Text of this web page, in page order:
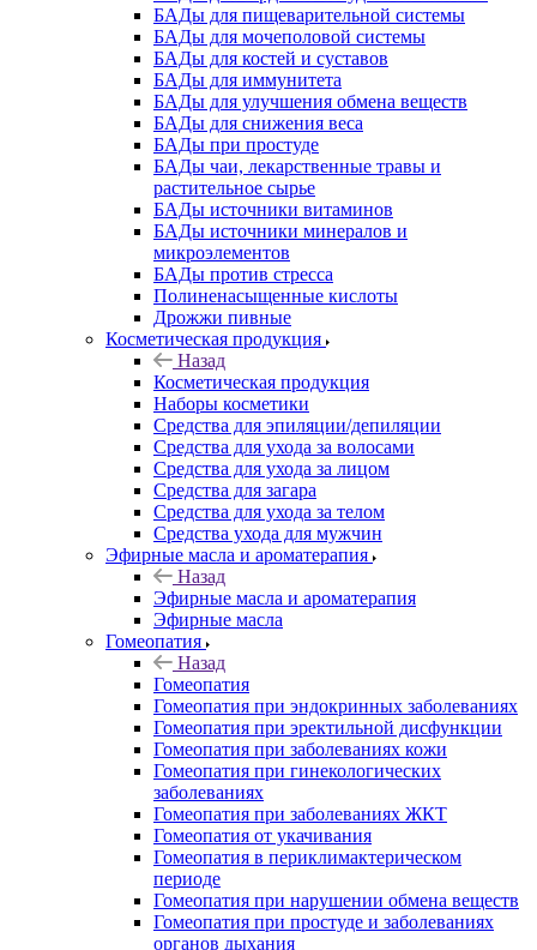
БАДы для пищеварительной системы
БАДы для мочеполовой системы
БАДы для костей и суставов
БАДы для иммунитета
БАДы для улучшения обмена веществ
БАДы для снижения веса
БАДы при простуде
БАДы чаи, лекарственные травы и
растительное сырье
БАДы источники витаминов
БАДы источники минералов и
микроэлементов
БАДы против стресса
Полиненасыщенные кислоты
Дрожжи пивные
Косметическая продукция
Назад
Косметическая продукция
Наборы косметики
Средства для эпиляции/депиляции
Средства для ухода за волосами
Средства для ухода за лицом
Средства для загара
Средства для ухода за телом
Средства ухода для мужчин
Эфирные масла и ароматерапия
Назад
Эфирные масла и ароматерапия
Эфирные масла
Гомеопатия
Назад
Гомеопатия
Гомеопатия при эндокринных заболеваниях
Гомеопатия при эректильной дисфункции
Гомеопатия при заболеваниях кожи
Гомеопатия при гинекологических
заболеваниях
Гомеопатия при заболеваниях ЖКТ
Гомеопатия от укачивания
Гомеопатия в периклимактерическом
периоде
Гомеопатия при нарушении обмена веществ
Гомеопатия при простуде и заболеваниях
органов дыхания